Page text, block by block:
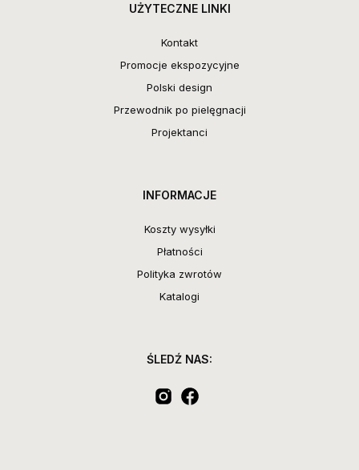
UŻYTECZNE LINKI
Kontakt
Promocje ekspozycyjne
Polski design
Przewodnik po pielęgnacji
Projektanci
INFORMACJE
Koszty wysyłki
Płatności
Polityka zwrotów
Katalogi
ŚLEDŹ NAS: